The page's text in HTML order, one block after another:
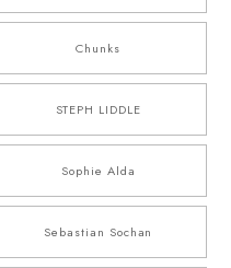
Chunks
STEPH LIDDLE
Sophie Alda
Sebastian Sochan